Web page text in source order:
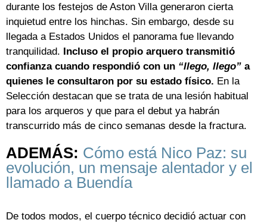
durante los festejos de Aston Villa generaron cierta
inquietud entre los hinchas. Sin embargo, desde su
llegada a Estados Unidos el panorama fue llevando
tranquilidad. Incluso el propio arquero transmitió
confianza cuando respondió con un “llego, llego” a
quienes le consultaron por su estado físico. En la
Selección destacan que se trata de una lesión habitual
para los arqueros y que para el debut ya habrán
transcurrido más de cinco semanas desde la fractura.
ADEMÁS: Cómo está Nico Paz: su
evolución, un mensaje alentador y el
llamado a Buendía
De todos modos, el cuerpo técnico decidió actuar con